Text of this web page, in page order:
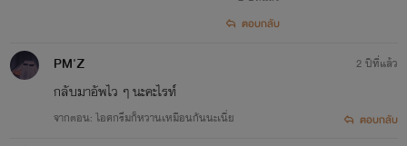
ตอบกลับ
PM'Z
กลับมาอัพไว ๆ นะคะไรท์
จากตอน: ไอศกรีมก็หวานเหมือนกันนะเนี่ย
2 ปีที่แล้ว
ตอบกลับ